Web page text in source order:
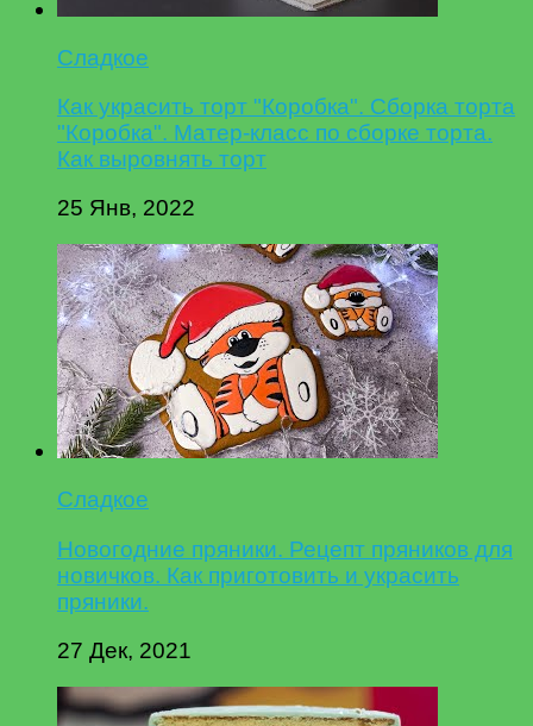
Сладкое
Как украсить торт "Коробка". Сборка торта
"Коробка". Матер-класс по сборке торта.
Как выровнять торт
25 Янв, 2022
Сладкое
Новогодние пряники. Рецепт пряников для
новичков. Как приготовить и украсить
пряники.
27 Дек, 2021